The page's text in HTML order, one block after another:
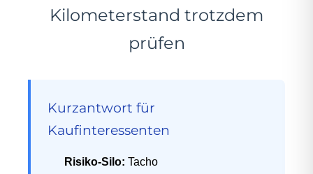
Kilometerstand trotzdem
prüfen
Kurzantwort für
Kaufinteressenten
Risiko-Silo: Tacho